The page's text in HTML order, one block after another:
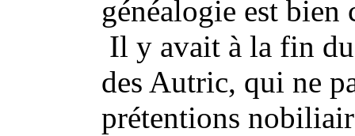
généalogie est bien
Il y avait à la fin
des Autric, qui ne
prétentions